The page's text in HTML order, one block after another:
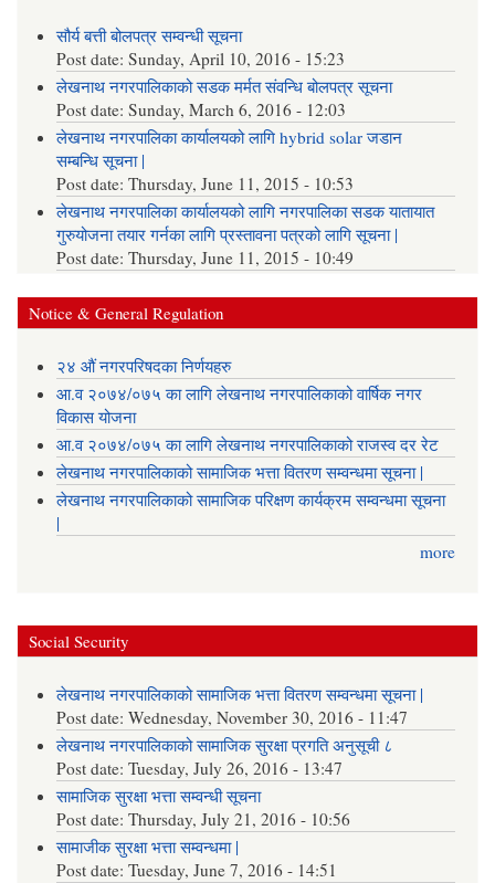
सौर्य बत्ती बोलपत्र सम्वन्धी सूचना
Post date:Sunday, April 10, 2016 - 15:23
लेखनाथ नगरपालिकाको सडक मर्मत संवन्धि बोलपत्र सूचना
Post date:Sunday, March 6, 2016 - 12:03
लेखनाथ नगरपालिका कार्यालयको लागि hybrid solar जडान
सम्बन्धि सूचना |
Post date:Thursday, June 11, 2015 - 10:53
लेखनाथ नगरपालिका कार्यालयको लागि नगरपालिका सडक यातायात
गुरुयोजना तयार गर्नका लागि प्रस्तावना पत्रको लागि सूचना |
Post date:Thursday, June 11, 2015 - 10:49
Notice & General Regulation
२४ औं नगरपरिषदका निर्णयहरु
आ.व २०७४/०७५ का लागि लेखनाथ नगरपालिकाको वार्षिक नगर
विकास योजना
आ.व २०७४/०७५ का लागि लेखनाथ नगरपालिकाको राजस्व दर रेट
लेखनाथ नगरपालिकाको सामाजिक भत्ता वितरण सम्वन्धमा सूचना |
लेखनाथ नगरपालिकाको सामाजिक परिक्षण कार्यक्रम सम्वन्धमा सूचना
|
more
Social Security
लेखनाथ नगरपालिकाको सामाजिक भत्ता वितरण सम्वन्धमा सूचना |
Post date:Wednesday, November 30, 2016 - 11:47
लेखनाथ नगरपालिकाको सामाजिक सुरक्षा प्रगति अनुसूची ८
Post date:Tuesday, July 26, 2016 - 13:47
सामाजिक सुरक्षा भत्ता सम्वन्धी सूचना
Post date:Thursday, July 21, 2016 - 10:56
सामाजीक सुरक्षा भत्ता सम्वन्धमा |
Post date:Tuesday, June 7, 2016 - 14:51